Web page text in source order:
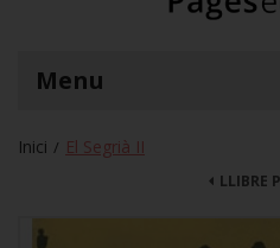
Menu
Inici / El Segrià II
LLIBRE